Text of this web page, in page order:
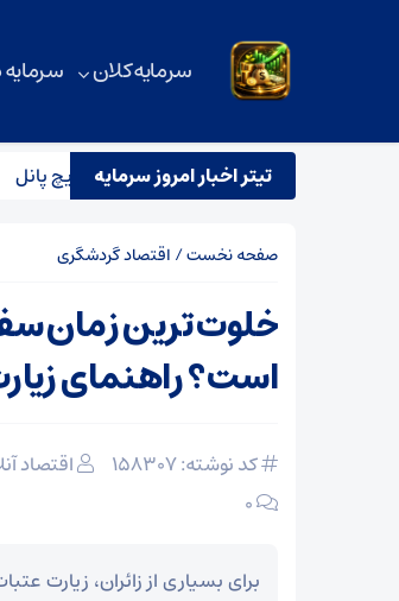
سرمایه کلان
تیتر اخبار امروز سرمایه
شرکت‌های تولید کننده ساندویچ پانل
صفحه نخست/ اقتصاد گردشگری
خلوت ترین زمان
است؟ راهنمای
کد نوشته: 158307 اقتصاد
۰
برای بسیاری از زائران، زیارت